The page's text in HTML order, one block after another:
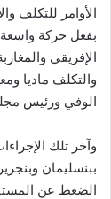
الأوامر للتكلف
بفعل حركة واسعة
الإفريقي
والتكلف ماديا
الوفي ورئيس
وآخر تلك
ببنسليمان
الضغط عن